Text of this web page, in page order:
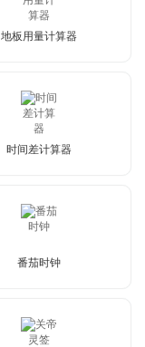
地板用量计算器
时间差计算器
番茄时钟